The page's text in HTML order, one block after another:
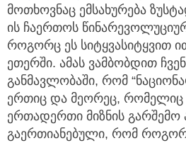
მოთხოვნაც ემსახურება
ის ჩაერთოს
როგორც ეს სიტყვასიტყვით
ეთერში. ამას ვამბობდით
განმავლობაში, რომ
ერთიც და მეორეც, რომელიც
ერთადერთი მიზნის გარშემო
გაერთიანებული, რომ